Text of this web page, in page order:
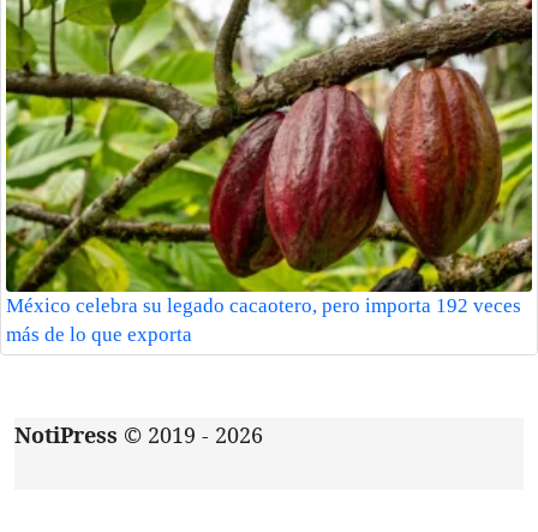
México celebra su legado cacaotero, pero importa 192 veces
más de lo que exporta
NotiPress © 2019 - 2026